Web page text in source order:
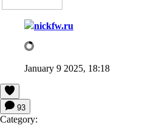
nickfw.ru
January 9 2025, 18:18
93
Category: